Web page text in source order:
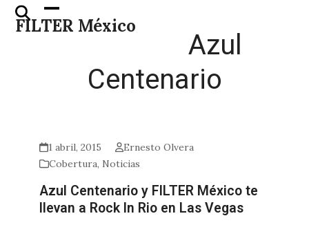
Skip
FILTER México
Open
mobile
Close
mobile
Azul
Centenario
1 abril, 2015
Ernesto Olvera
Cobertura, Noticias
Azul Centenario y FILTER México te
llevan a Rock In Rio en Las Vegas